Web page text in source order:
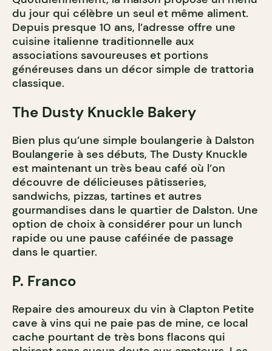
du jour qui célèbre un seul et même aliment.
Depuis presque 10 ans, l’adresse offre une
cuisine italienne traditionnelle aux
associations savoureuses et portions
généreuses dans un décor simple de trattoria
classique.
The Dusty Knuckle Bakery
Bien plus qu’une simple boulangerie à Dalston
Boulangerie à ses débuts, The Dusty Knuckle
est maintenant un très beau café où l’on
découvre de délicieuses pâtisseries,
sandwichs, pizzas, tartines et autres
gourmandises dans le quartier de Dalston. Une
option de choix à considérer pour un lunch
rapide ou une pause caféinée de passage
dans le quartier.
P. Franco
Repaire des amoureux du vin à Clapton Petite
cave à vins qui ne paie pas de mine, ce local
cache pourtant de très bons flacons qui